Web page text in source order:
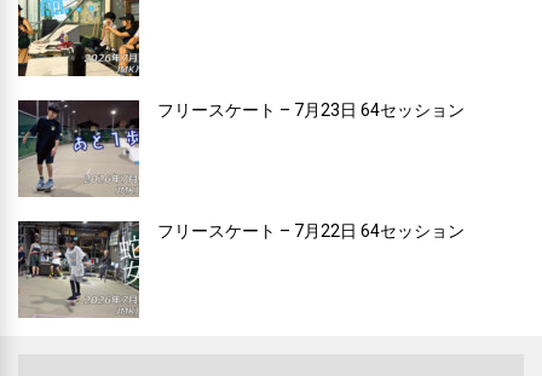
フリースケート – 7月23日 64セッション
フリースケート – 7月22日 64セッション